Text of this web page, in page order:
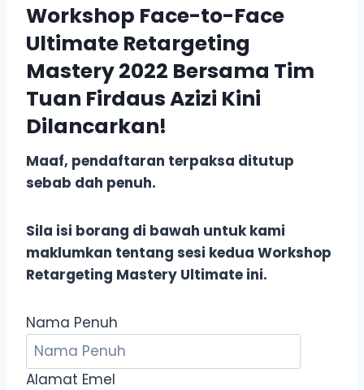
Workshop Face-to-Face
Ultimate Retargeting
Mastery 2022 Bersama Tim
Tuan Firdaus Azizi Kini
Dilancarkan!
Maaf, pendaftaran terpaksa ditutup
sebab dah penuh.
Sila isi borang di bawah untuk kami
maklumkan tentang sesi kedua Workshop
Retargeting Mastery Ultimate ini.
Nama Penuh
Alamat Emel